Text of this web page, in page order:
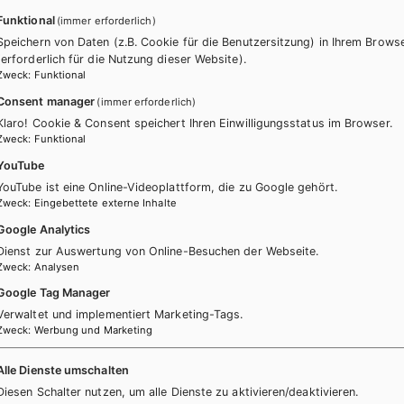
integrativer Deutschunterricht
didaktische Elemente bauen gezielt verschiedene Wissensarten
zur Lösung von Aufgaben und Problemen. Am Ende
wie z.B. prozessorientierte Schreibdidaktik,
Grammatikunterricht. Mit diesen Ansätzen eignet sich die Reihe
weiterführende Übungen, auf die im an den
(immer erforderlich)
von Daten (z.B. Cookie für die Benutzersitzung) in Ihrem
für die Nutzung dieser Website).
: Funktional
manager (immer erforderlich)
Cookie & Consent speichert Ihren Einwilligungsstatus im Browser.
: Funktional
ist eine Online-Videoplattform, die zu Google gehört.
: Eingebettete externe Inhalte
Analytics
zur Auswertung von Online-Besuchen der Webseite.
: Analysen
Tag Manager
und implementiert Marketing-Tags.
: Werbung und Marketing
Dienste umschalten
Schalter nutzen, um alle Dienste zu aktivieren/deaktivieren.